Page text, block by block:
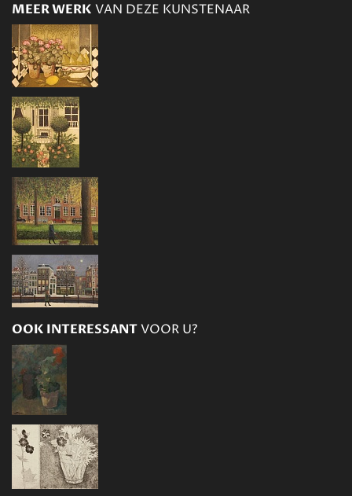
MEER WERK VAN DEZE KUNSTENAAR
OOK INTERESSANTVOOR U?